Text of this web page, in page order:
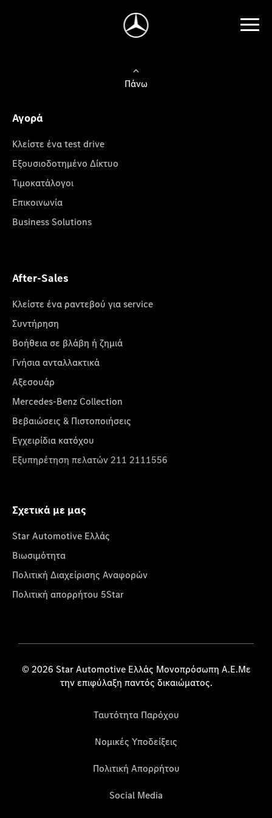
Πάνω
Αγορά
Κλείστε ένα test drive
Εξουσιοδοτημένο Δίκτυο
Τιμοκατάλογοι
Επικοινωνία
Business Solutions
After-Sales
Κλείστε ένα ραντεβού για service
Συντήρηση
Βοήθεια σε βλάβη ή ζημιά
Γνήσια ανταλλακτικά
Αξεσουάρ
Mercedes-Benz Collection
Βεβαιώσεις & Πιστοποιήσεις
Εγχειρίδια κατόχου
Εξυπηρέτηση πελατών 211 2111556
Σχετικά με μας
Star Automotive Ελλάς
Βιωσιμότητα
Πολιτική Διαχείρισης Αναφορών
Πολιτική απορρήτου 5Star
© 2026 Star Automotive Ελλάς Μονοπρόσωπη Α.Ε.Με
την επιφύλαξη παντός δικαιώματος.
Ταυτότητα Παρόχου
Νομικές Υποδείξεις
Πολιτική Απορρήτου
Social Media